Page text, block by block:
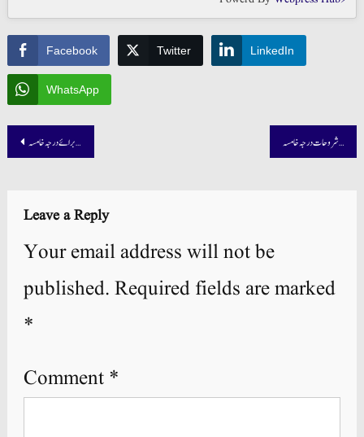
Facebook Twitter LinkedIn
WhatsApp
Post
حسامی اردو،عربی شروحات برائے درجہ خامسہ الانتباہات المفیدہ شروحات درجہ خامسہ
Leave a Reply
Your email address will not be
published. Required fields are marked
*
Comment *